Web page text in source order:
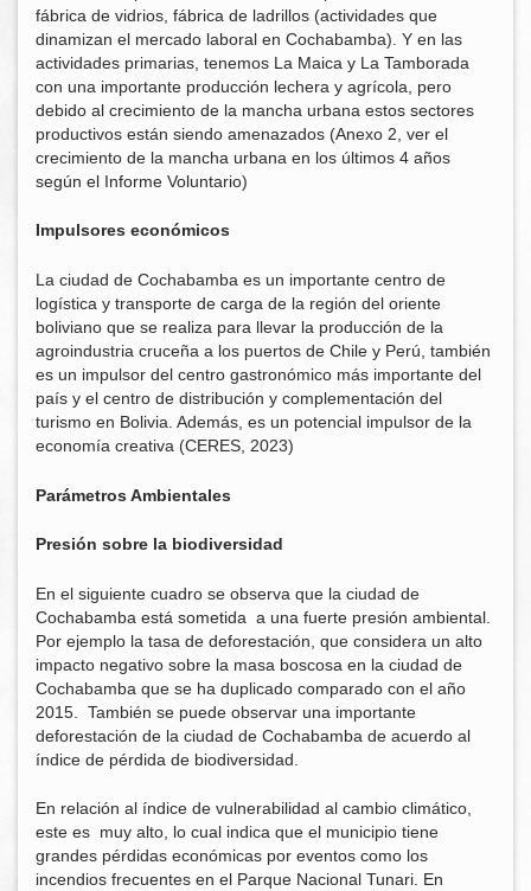
fábrica de vidrios, fábrica de ladrillos (actividades que
dinamizan el mercado laboral en Cochabamba). Y en las
actividades primarias, tenemos La Maica y La Tamborada
con una importante producción lechera y agrícola, pero
debido al crecimiento de la mancha urbana estos sectores
productivos están siendo amenazados (Anexo 2, ver el
crecimiento de la mancha urbana en los últimos 4 años
según el Informe Voluntario)
Impulsores económicos
La ciudad de Cochabamba es un importante centro de
logística y transporte de carga de la región del oriente
boliviano que se realiza para llevar la producción de la
agroindustria cruceña a los puertos de Chile y Perú, también
es un impulsor del centro gastronómico más importante del
país y el centro de distribución y complementación del
turismo en Bolivia. Además, es un potencial impulsor de la
economía creativa (CERES, 2023)
Parámetros Ambientales
Presión sobre la biodiversidad
En el siguiente cuadro se observa que la ciudad de
Cochabamba está sometida a una fuerte presión ambiental.
Por ejemplo la tasa de deforestación, que considera un alto
impacto negativo sobre la masa boscosa en la ciudad de
Cochabamba que se ha duplicado comparado con el año
2015. También se puede observar una importante
deforestación de la ciudad de Cochabamba de acuerdo al
índice de pérdida de biodiversidad.
En relación al índice de vulnerabilidad al cambio climático,
este es muy alto, lo cual indica que el municipio tiene
grandes pérdidas económicas por eventos como los
incendios frecuentes en el Parque Nacional Tunari. En